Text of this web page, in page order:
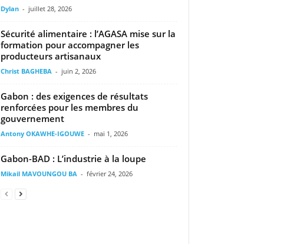
Dylan - juillet 28, 2026
Sécurité alimentaire : l’AGASA mise sur la
formation pour accompagner les
producteurs artisanaux
Christ BAGHEBA - juin 2, 2026
Gabon : des exigences de résultats
renforcées pour les membres du
gouvernement
Antony OKAWHE-IGOUWE - mai 1, 2026
Gabon-BAD : L’industrie à la loupe
Mikail MAVOUNGOU BA - février 24, 2026